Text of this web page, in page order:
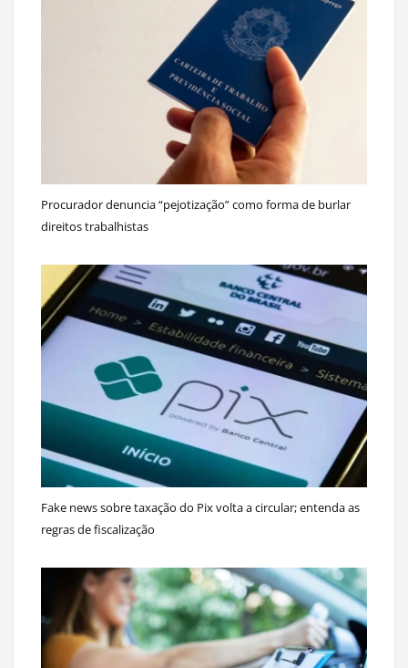
Procurador denuncia “pejotização” como forma de burlar
direitos trabalhistas
Fake news sobre taxação do Pix volta a circular; entenda as
regras de fiscalização